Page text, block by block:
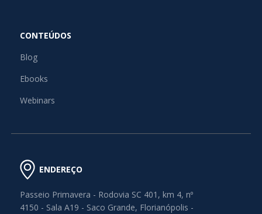
CONTEÚDOS
Blog
Ebooks
Webinars
ENDEREÇO
Passeio Primavera - Rodovia SC 401, km 4, nº
4150 - Sala A19 - Saco Grande, Florianópolis -